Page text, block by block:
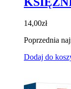
14,00zł
Poprzednia
Dodaj do